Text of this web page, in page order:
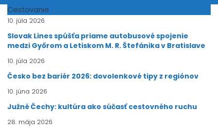
Cestovanie
10. júla 2026
Slovak Lines spúšťa priame autobusové spojenie
medzi Győrom a Letiskom M. R. Štefánika v Bratislave
10. júla 2026
Česko bez bariér 2026: dovolenkové tipy z regiónov
10. júna 2026
Južné Čechy: kultúra ako súčasť cestovného ruchu
28. mája 2026